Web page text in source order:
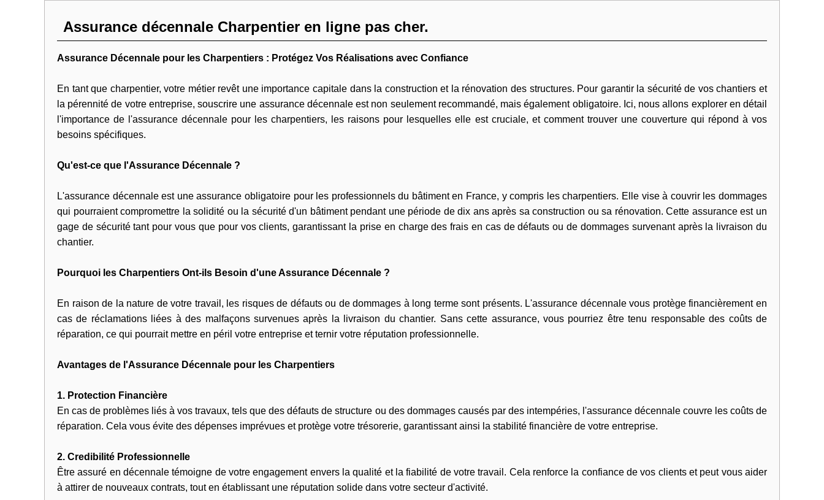
Assurance décennale Charpentier en ligne pas cher.
Assurance Décennale pour les Charpentiers : Protégez Vos Réalisations avec Confiance
En tant que charpentier, votre métier revêt une importance capitale dans la construction et la rénovation des structures. Pour garantir la sécurité de vos chantiers et
la pérennité de votre entreprise, souscrire une assurance décennale est non seulement recommandé, mais également obligatoire. Ici, nous allons explorer en détail
l'importance de l'assurance décennale pour les charpentiers, les raisons pour lesquelles elle est cruciale, et comment trouver une couverture qui répond à vos
besoins spécifiques.
Qu'est-ce que l'Assurance Décennale ?
L'assurance décennale est une assurance obligatoire pour les professionnels du bâtiment en France, y compris les charpentiers. Elle vise à couvrir les dommages
qui pourraient compromettre la solidité ou la sécurité d'un bâtiment pendant une période de dix ans après sa construction ou sa rénovation. Cette assurance est un
gage de sécurité tant pour vous que pour vos clients, garantissant la prise en charge des frais en cas de défauts ou de dommages survenant après la livraison du
chantier.
Pourquoi les Charpentiers Ont-ils Besoin d'une Assurance Décennale ?
En raison de la nature de votre travail, les risques de défauts ou de dommages à long terme sont présents. L'assurance décennale vous protège financièrement en
cas de réclamations liées à des malfaçons survenues après la livraison du chantier. Sans cette assurance, vous pourriez être tenu responsable des coûts de
réparation, ce qui pourrait mettre en péril votre entreprise et ternir votre réputation professionnelle.
Avantages de l'Assurance Décennale pour les Charpentiers
1. Protection Financière
En cas de problèmes liés à vos travaux, tels que des défauts de structure ou des dommages causés par des intempéries, l'assurance décennale couvre les coûts de
réparation. Cela vous évite des dépenses imprévues et protège votre trésorerie, garantissant ainsi la stabilité financière de votre entreprise.
2. Credibilité Professionnelle
Être assuré en décennale témoigne de votre engagement envers la qualité et la fiabilité de votre travail. Cela renforce la confiance de vos clients et peut vous aider
à attirer de nouveaux contrats, tout en établissant une réputation solide dans votre secteur d'activité.